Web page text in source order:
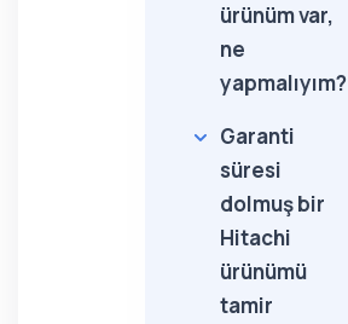
ürünüm var,
ne
yapmalıyım?
Garanti
süresi
dolmuş bir
Hitachi
ürünümü
tamir